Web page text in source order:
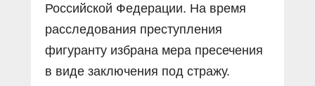
Российской Федерации. На время
расследования преступления
фигуранту избрана мера пресечения
в виде заключения под стражу.